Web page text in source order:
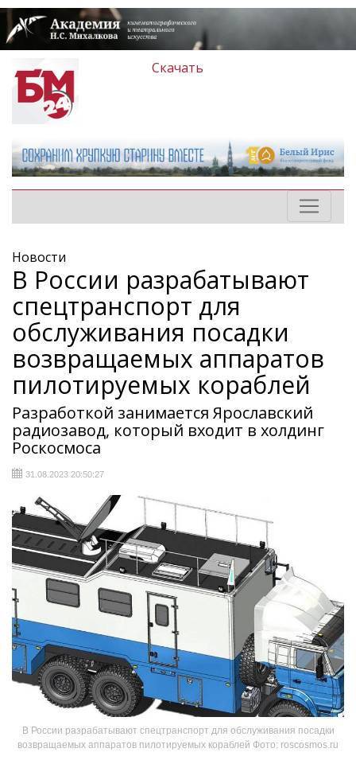
Скачать
Новости
В России разрабатывают
спецтранспорт для
обслуживания посадки
возвращаемых аппаратов
пилотируемых кораблей
Разработкой занимается Ярославский
радиозавод, который входит в холдинг
Роскосмоса
31.08.2023 20:50:27
В России разрабатывают спецтранспорт для обслуживания посадки
возвращаемых аппаратов пилотируемых кораблей Фото: roscosmos.ru